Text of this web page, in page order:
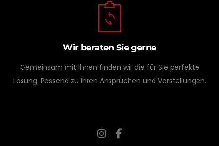
Wir beraten Sie gerne
Gemeinsam mit Ihnen finden wir die für Sie perfekte
Lösung. Passend zu Ihren Ansprüchen und Vorstellungen.